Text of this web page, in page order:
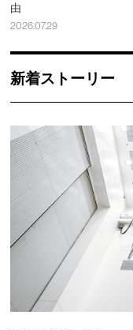
由
2026.07.29
新着ストーリー